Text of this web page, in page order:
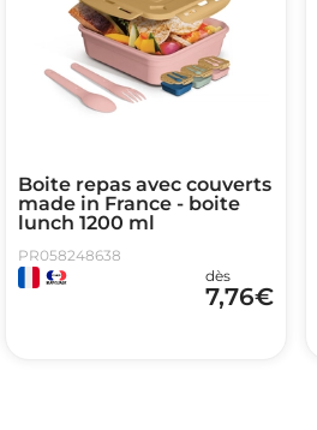
Boite repas avec couverts
made in France - boite
lunch 1200 ml
PR058248638
dès
7,76€